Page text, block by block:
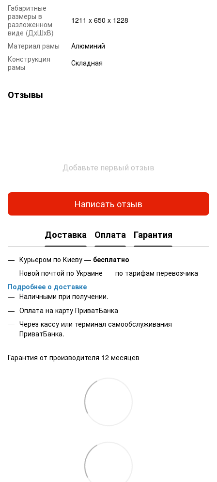
Габаритные
размеры в
разложенном
виде (ДхШхВ)
1211 x 650 x 1228
Материал рамы
Алюминий
Конструкция
рамы
Складная
Отзывы
Добавьте первый отзыв
Написать отзыв
Доставка Оплата Гарантия
Курьером по Киеву — бесплатно
Новой почтой по Украине — по тарифам перевозчика
Подробнее о доставке
Наличными при получении.
Оплата на карту ПриватБанка
Через кассу или терминал самообслуживания
ПриватБанка.
Гарантия от производителя 12 месяцев